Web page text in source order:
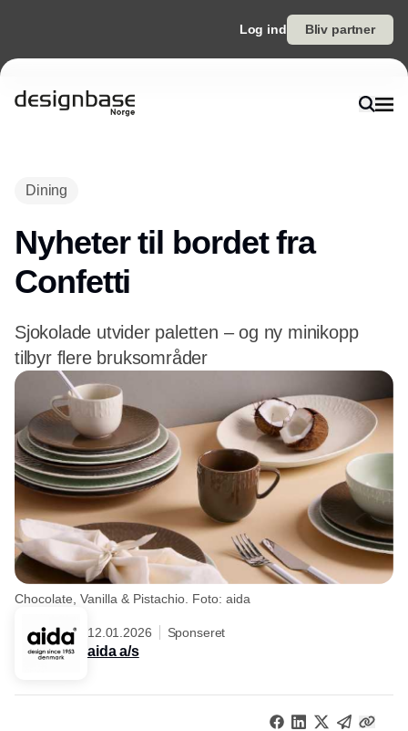
Log ind Bliv partner
Dining
Nyheter til bordet fra
Confetti
Sjokolade utvider paletten – og ny minikopp
tilbyr flere bruksområder
Chocolate, Vanilla & Pistachio. Foto: aida
12.01.2026 Sponseret
aida a/s